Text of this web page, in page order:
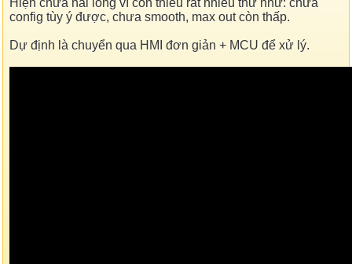
config tùy ý được, chưa smooth, max out còn thấp.
Dự định là chuyển qua HMI đơn giản + MCU để xử lý.